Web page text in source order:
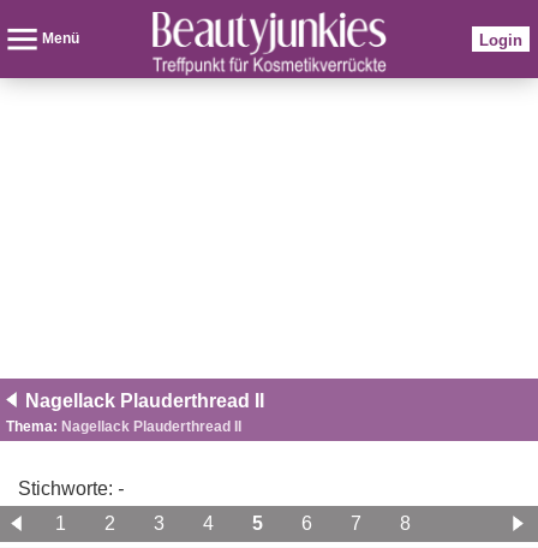
Menü Login
Nagellack Plauderthread II
Thema: Nagellack Plauderthread II
Stichworte: -
1
2 3 4 5 6 7 8